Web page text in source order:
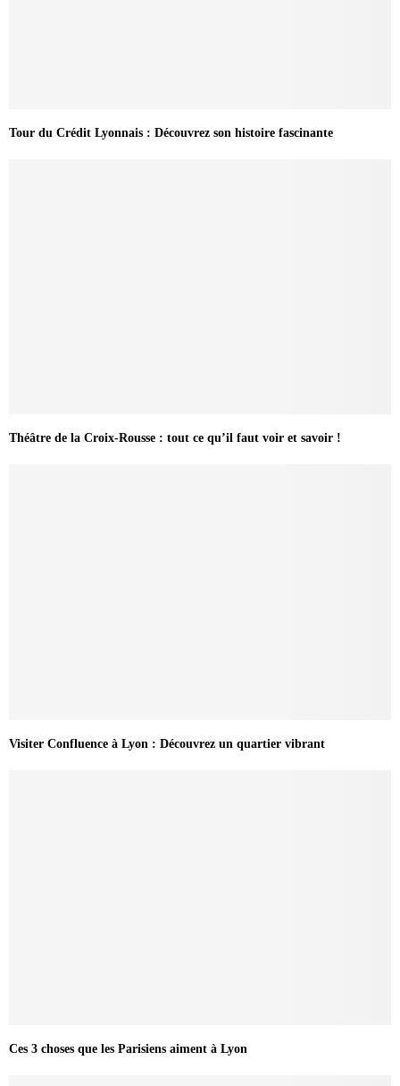
Tour du Crédit Lyonnais : Découvrez son histoire fascinante
Théâtre de la Croix-Rousse : tout ce qu’il faut voir et savoir !
Visiter Confluence à Lyon : Découvrez un quartier vibrant
Ces 3 choses que les Parisiens aiment à Lyon